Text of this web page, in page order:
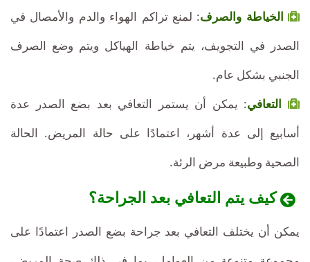
الخياطة والصرف: لمنع تراكم الهواء والدم والأمصال في
الصدر في التجويف، يتم خياطة الهياكل ويتم وضع الصرف
الجنبي بشكل عام.
التعافي: يمكن أن يستمر التعافي بعد بضع الصدر عدة
أسابيع إلى عدة أشهر، اعتمادًا على حالة المريض. الحالة
الصحية وطبيعة مرض الرئة.
كيف يتم التعافي بعد الجراحة؟
يمكن أن يختلف التعافي بعد جراحة بضع الصدر اعتمادًا على